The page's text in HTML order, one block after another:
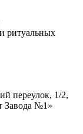
ритуальных
переулок, 1/2,
Завода №1»